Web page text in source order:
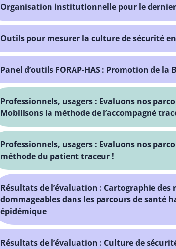
Organisation institutionnelle pour le
Outils pour mesurer la culture de sécurité en
Panel d’outils FORAP-HAS : Promotion de la
Professionnels, usagers : Evaluons nos
Mobilisons la méthode de l’accompagné
Professionnels, usagers : Evaluons nos
méthode du patient traceur !
Résultats de l’évaluation : Cartographie
dommageables dans les parcours de santé
épidémique
Résultats de l’évaluation : Culture de